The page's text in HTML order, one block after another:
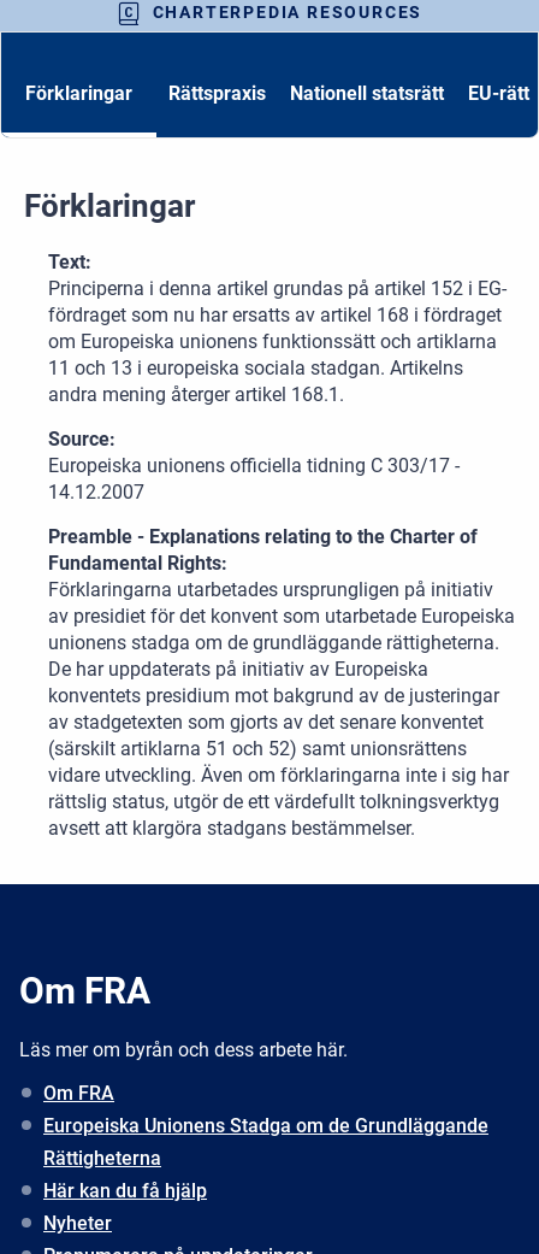
CHARTERPEDIA RESOURCES
Förklaringar Rättspraxis Nationell statsrätt EU-rätt
Förklaringar
Text:
Principerna i denna artikel grundas på artikel 152 i EG-
fördraget som nu har ersatts av artikel 168 i fördraget
om Europeiska unionens funktionssätt och artiklarna
11 och 13 i europeiska sociala stadgan. Artikelns
andra mening återger artikel 168.1.
Source:
Europeiska unionens officiella tidning C 303/17 -
14.12.2007
Preamble - Explanations relating to the Charter of
Fundamental Rights:
Förklaringarna utarbetades ursprungligen på initiativ
av presidiet för det konvent som utarbetade Europeiska
unionens stadga om de grundläggande rättigheterna.
De har uppdaterats på initiativ av Europeiska
konventets presidium mot bakgrund av de justeringar
av stadgetexten som gjorts av det senare konventet
(särskilt artiklarna 51 och 52) samt unionsrättens
vidare utveckling. Även om förklaringarna inte i sig har
rättslig status, utgör de ett värdefullt tolkningsverktyg
avsett att klargöra stadgans bestämmelser.
Om FRA
Läs mer om byrån och dess arbete här.
Om FRA
Europeiska Unionens Stadga om de Grundläggande
Rättigheterna
Här kan du få hjälp
Nyheter